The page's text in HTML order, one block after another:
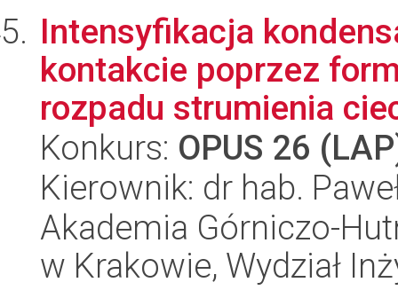
Intensyfikacja
kontakcie poprzez
rozpadu strumienia
Konkurs: OPUS 26
Kierownik: dr hab.
Akademia Górniczo-
w Krakowie, Wydział